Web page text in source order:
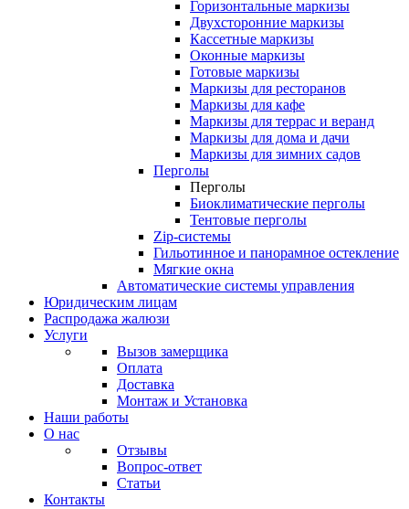
Горизонтальные маркизы
Двухсторонние маркизы
Кассетные маркизы
Оконные маркизы
Готовые маркизы
Маркизы для ресторанов
Маркизы для кафе
Маркизы для террас и веранд
Маркизы для дома и дачи
Маркизы для зимних садов
Перголы
Перголы
Биоклиматические перголы
Тентовые перголы
Zip-системы
Гильотинное и панорамное остекление
Мягкие окна
Автоматические системы управления
Юридическим лицам
Распродажа жалюзи
Услуги
Вызов замерщика
Оплата
Доставка
Монтаж и Установка
Наши работы
О нас
Отзывы
Вопрос-ответ
Статьи
Контакты